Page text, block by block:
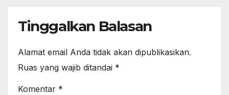
Tinggalkan Balasan
Alamat email Anda tidak akan dipublikasikan.
Ruas yang wajib ditandai *
Komentar *